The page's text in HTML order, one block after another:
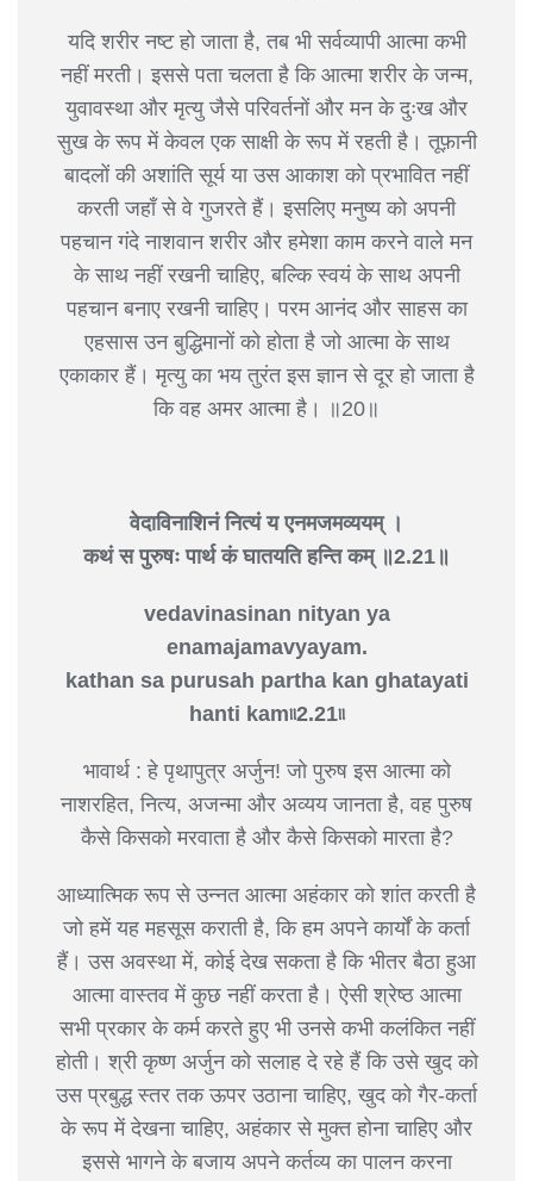
यदि शरीर नष्ट हो जाता है, तब भी सर्वव्यापी आत्मा कभी
नहीं मरती। इससे पता चलता है कि आत्मा शरीर के जन्म,
युवावस्था और मृत्यु जैसे परिवर्तनों और मन के दुःख और
सुख के रूप में केवल एक साक्षी के रूप में रहती है। तूफ़ानी
बादलों की अशांति सूर्य या उस आकाश को प्रभावित नहीं
करती जहाँ से वे गुजरते हैं। इसलिए मनुष्य को अपनी
पहचान गंदे नाशवान शरीर और हमेशा काम करने वाले मन
के साथ नहीं रखनी चाहिए, बल्कि स्वयं के साथ अपनी
पहचान बनाए रखनी चाहिए। परम आनंद और साहस का
एहसास उन बुद्धिमानों को होता है जो आत्मा के साथ
एकाकार हैं। मृत्यु का भय तुरंत इस ज्ञान से दूर हो जाता है
कि वह अमर आत्मा है। ॥20॥
वेदाविनाशिनं नित्यं य एनमजमव्ययम् ।
कथं स पुरुषः पार्थ कं घातयति हन्ति कम् ॥2.21॥
vedavinasinan nityan ya
enamajamavyayam.
kathan sa purusah partha kan ghatayati
hanti kam৷৷2.21৷৷
भावार्थ : हे पृथापुत्र अर्जुन! जो पुरुष इस आत्मा को
नाशरहित, नित्य, अजन्मा और अव्यय जानता है, वह पुरुष
कैसे किसको मरवाता है और कैसे किसको मारता है?
आध्यात्मिक रूप से उन्नत आत्मा अहंकार को शांत करती है
जो हमें यह महसूस कराती है, कि हम अपने कार्यों के कर्ता
हैं। उस अवस्था में, कोई देख सकता है कि भीतर बैठा हुआ
आत्मा वास्तव में कुछ नहीं करता है। ऐसी श्रेष्ठ आत्मा
सभी प्रकार के कर्म करते हुए भी उनसे कभी कलंकित नहीं
होती। श्री कृष्ण अर्जुन को सलाह दे रहे हैं कि उसे खुद को
उस प्रबुद्ध स्तर तक ऊपर उठाना चाहिए, खुद को गैर-कर्ता
के रूप में देखना चाहिए, अहंकार से मुक्त होना चाहिए और
इससे भागने के बजाय अपने कर्तव्य का पालन करना